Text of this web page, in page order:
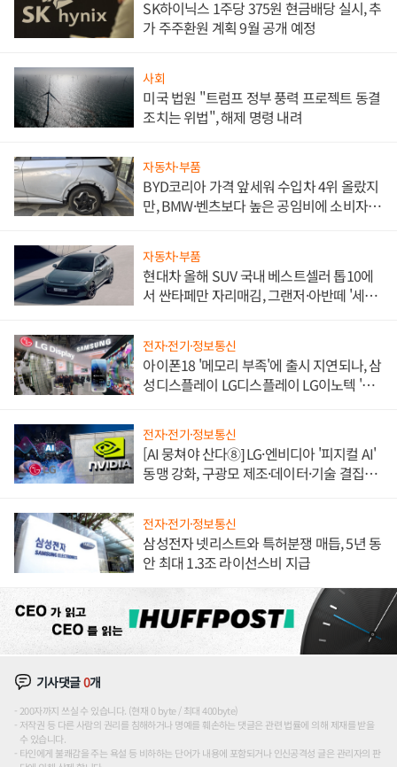
SK하이닉스 1주당 375원 현금배당 실시, 추
가 주주환원 계획 9월 공개 예정
사회
미국 법원 "트럼프 정부 풍력 프로젝트 동결
조치는 위법", 해제 명령 내려
자동차·부품
BYD코리아 가격 앞세워 수입차 4위 올랐지
만, BMW·벤츠보다 높은 공임비에 소비자
자동차·부품
현대차 올해 SUV 국내 베스트셀러 톱10에
서 싼타페만 자리매김, 그랜저·아반떼 '세단
전자·전기·정보통신
아이폰18 '메모리 부족'에 출시 지연되나, 삼
성디스플레이 LG디스플레이 LG이노텍 '탈
전자·전기·정보통신
[AI 뭉쳐야 산다⑧] LG·엔비디아 '피지컬 AI'
동맹 강화, 구광모 제조·데이터·기술 결집
전자·전기·정보통신
삼성전자 넷리스트와 특허분쟁 매듭, 5년 동
안 최대 1.3조 라이선스비 지급
기사댓글0개
200자까지 쓰실 수 있습니다. (현재 0 byte / 최대 400byte)
저작권 등 다른 사람의 권리를 침해하거나 명예를 훼손하는 댓글은 관련 법률에 의해 제재를 받을
수 있습니다.
타인에게 불쾌감을 주는 욕설 등 비하하는 단어가 내용에 포함되거나 인신공격성 글은 관리자의 판